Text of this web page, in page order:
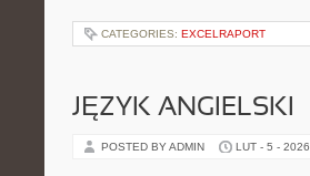
CATEGORIES: EXCELRAPORT
JĘZYK ANGIELSKI
POSTED BY ADMIN LUT - 5 - 2026